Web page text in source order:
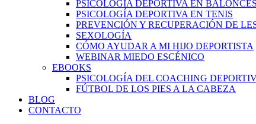
PSICOLOGÍA DEPORTIVA EN
PSICOLOGÍA DEPORTIVA EN TENIS
PREVENCIÓN Y RECUPERACIÓN DE
SEXOLOGÍA
CÓMO AYUDAR A MI HIJO DEPORTISTA
WEBINAR MIEDO ESCÉNICO
EBOOKS
PSICOLOGÍA DEL COACHING
FÚTBOL DE LOS PIES A LA CABEZA
BLOG
CONTACTO